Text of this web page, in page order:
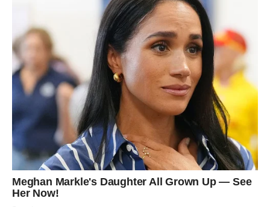
S obzirom na dugogodišnju napetost između Jelene Karleuše i